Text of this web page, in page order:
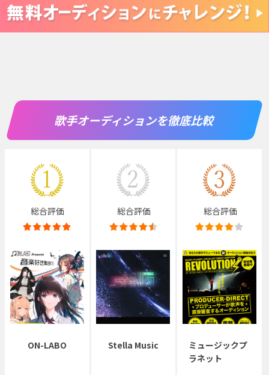
歌手オーディションを徹底比較
総合評価 総合評価 総合評価
ON-LABO Stella Music
ミュージックプ
ラネット